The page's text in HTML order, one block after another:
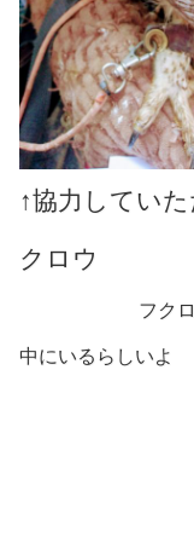
↑協力してい
クロウ
フク
中にいるらしいよ